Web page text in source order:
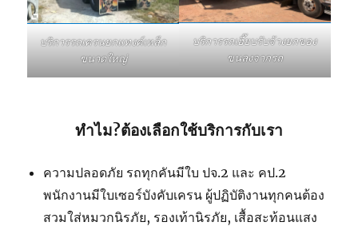
บริการรถเครนยกแทงค์เหล็ก
ขนาดใหญ่
บริการรถเฮี๊ยบรับจ้างยกของ
ขนลงจากรถ
ทำไม?ต้องเลือกใช้บริการกับเรา
ความปลอดภัย รถทุกคันมีใบ ปจ.2 และ คป.2
พนักงานมีใบเซอร์บังคับเครน ผู้ปฏิบัติงานทุกคนต้อง
สวมใส่หมวกนิรภัย, รองเท้านิรภัย, เสื้อสะท้อนแสง